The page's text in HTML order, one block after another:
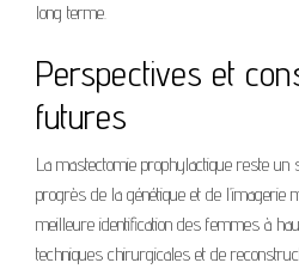
long terme.
Perspectives et
futures
La mastectomie prophylactique reste un
progrès de la génétique et de l’imagerie
meilleure identification des femmes à
techniques chirurgicales et de